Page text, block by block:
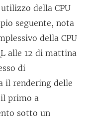
della CPU
seguente, nota
della CPU
alle 12 di mattina
di
il rendering delle
il primo a
sotto un